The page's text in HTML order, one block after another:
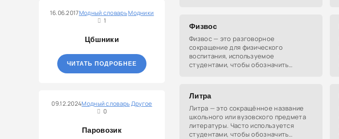
16.06.2017Модный словарьМодники
1
Цбшники
ЧИТАТЬ ПОДРОБНЕЕ
09.12.2024Модный словарьДругое
0
Паровозик
Физвос
Физвос — это разговорное
сокращение для физического
воспитания, используемое
студентами, чтобы обозначить
Литра
Литра — это сокращённое название
школьного или вузовского предмета
литературы. Часто используется
студентами, чтобы обозначить